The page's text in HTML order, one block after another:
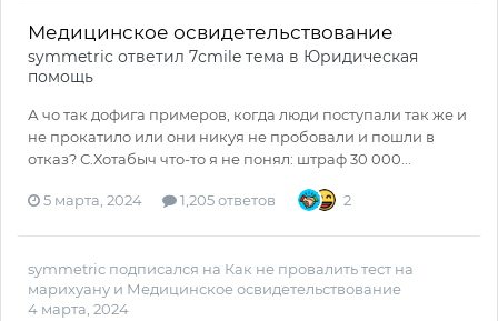
Медицинское освидетельствование
symmetric ответил 7cmile тема в Юридическая
помощь
А чо так дофига примеров, когда люди поступали так же и
не прокатило или они никуя не пробовали и пошли в
отказ? С.Хотабыч что-то я не понял: штраф 30 000...
5 марта, 2024 1,205 ответов 2
symmetric подписался на Как не провалить тест на
марихуану и Медицинское освидетельствование
4 марта, 2024